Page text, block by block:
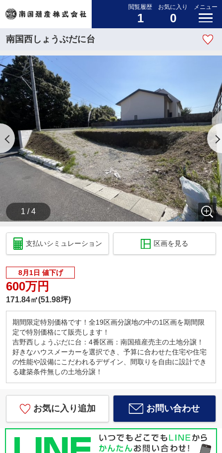
閲覧履歴
1
お気に入り
0
メニュー
南国西しょうぶだに台
1 / 4
支払いシミュレーション 区画を見る
8月1日 値下げ
600万円
171.84㎡(51.98坪)
期間限定特別価格です！全19区画分譲地の中の1区画を期間限
定で特別価格にて販売します！
吉野西しょうぶだに台：4番区画：南国殖産売主の土地分譲！
好きなハウスメーカーを選択でき、予算に合わせた住宅や住宅
の性能や設備にこだわれるデザイン、間取りを自由に設計でき
る建築条件無しの土地分譲！
お気に入り追加 お問い合わせ